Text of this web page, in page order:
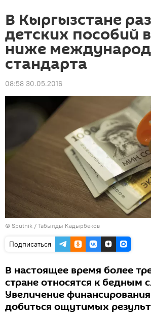
В Кыргызстане
детских пособий
ниже
стандарта
08:58 30.05.2016
© Sputnik / Табылды Кадырбеков
Подписаться
В настоящее время более
стране относятся к бедным
Увеличение
добиться ощутимых